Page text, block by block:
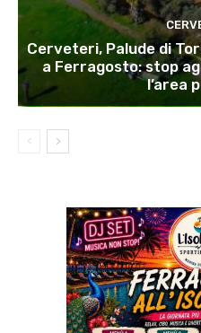
Cerveteri, Palude di
a Ferragosto: stop
l’area